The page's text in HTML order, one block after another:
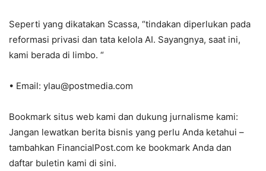
Seperti yang dikatakan Scassa, “tindakan diperlukan pada
reformasi privasi dan tata kelola AI. Sayangnya, saat ini,
kami berada di limbo. “
• Email: ylau@postmedia.com
Bookmark situs web kami dan dukung jurnalisme kami:
Jangan lewatkan berita bisnis yang perlu Anda ketahui –
tambahkan FinancialPost.com ke bookmark Anda dan
daftar buletin kami di sini.